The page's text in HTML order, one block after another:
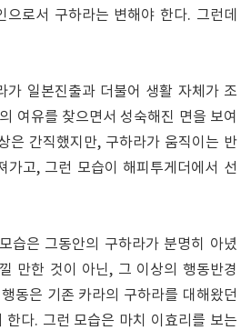
으로서 구하라는 변해야 한다. 그런데
가 일본진출과 더불어 생활 자체가 조
여유를 찾으면서 성숙해진 면을 보여
은 간직했지만, 구하라가 움직이는 반
가고, 그런 모습이 해피투게더에서 선
습은 그동안의 구하라가 분명히 아녔
만한 것이 아닌, 그 이상의 행동반경
동은 기존 카라의 구하라를 대해왔던
한다. 그런 모습은 마치 이효리를 보는